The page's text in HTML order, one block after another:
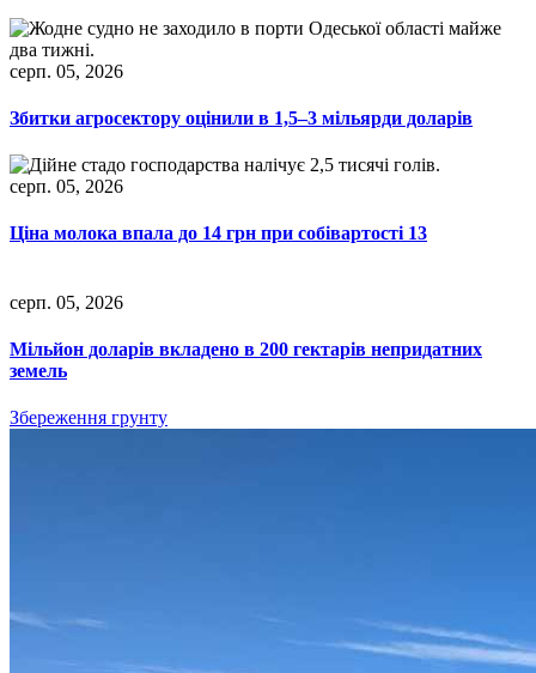
серп. 05, 2026
Збитки агросектору оцінили в 1,5–3 мільярди доларів
серп. 05, 2026
Ціна молока впала до 14 грн при собівартості 13
серп. 05, 2026
Мільйон доларів вкладено в 200 гектарів непридатних
земель
Збереження грунту